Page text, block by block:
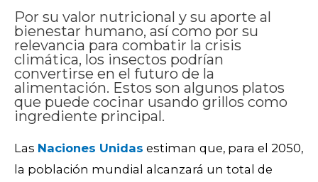
Por su valor nutricional y su aporte al
bienestar humano, así como por su
relevancia para combatir la crisis
climática, los insectos podrían
convertirse en el futuro de la
alimentación. Estos son algunos platos
que puede cocinar usando grillos como
ingrediente principal.
Las Naciones Unidas estiman que, para el 2050,
la población mundial alcanzará un total de